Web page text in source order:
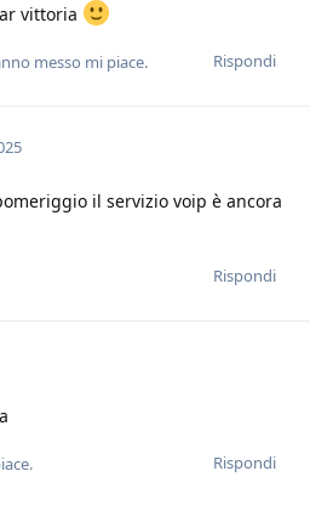
vittoria
Rispondi
messo mi piace.
il servizio voip è ancora
Rispondi
Rispondi
.